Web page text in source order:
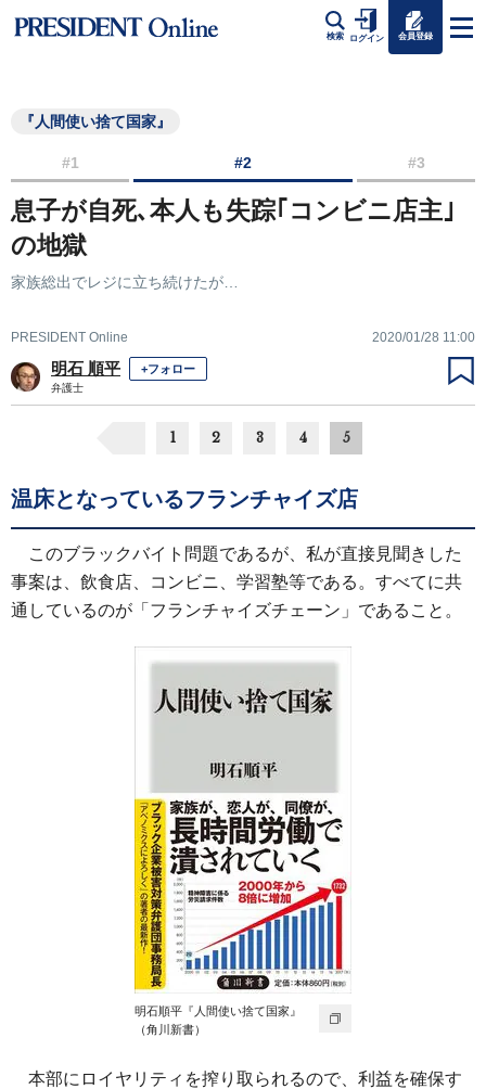
検索 ログイン 会員登録
『人間使い捨て国家』
#1 #2 #3
息子が自死､本人も失踪｢コンビニ店主｣
の地獄
家族総出でレジに立ち続けたが…
PRESIDENT Online 2020/01/28 11:00
明石 順平 +フォロー
弁護士
1 2 3 4 5
温床となっているフランチャイズ店
このブラックバイト問題であるが、私が直接見聞きした
事案は、飲食店、コンビニ、学習塾等である。すべてに共
通しているのが「フランチャイズチェーン」であること。
明石順平『人間使い捨て国家』
（角川新書）
本部にロイヤリティを搾り取られるので、利益を確保す